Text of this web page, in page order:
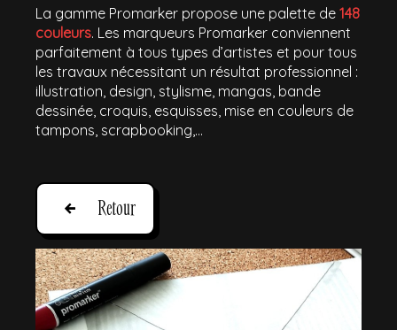
La gamme Promarker propose une palette de 148
couleurs. Les marqueurs Promarker conviennent
parfaitement à tous types d’artistes et pour tous
les travaux nécessitant un résultat professionnel :
illustration, design, stylisme, mangas, bande
dessinée, croquis, esquisses, mise en couleurs de
tampons, scrapbooking,...
Retour